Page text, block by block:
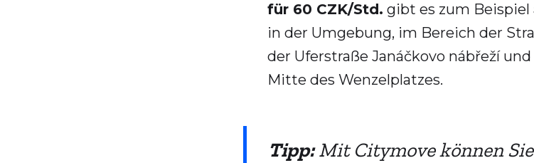
für 60 CZK/Std. gibt es zum Beispiel
in der Umgebung, im Bereich der
der Uferstraße Janáčkovo nábřeží
Mitte des Wenzelplatzes.
Tipp:Mit Citymove können Sie